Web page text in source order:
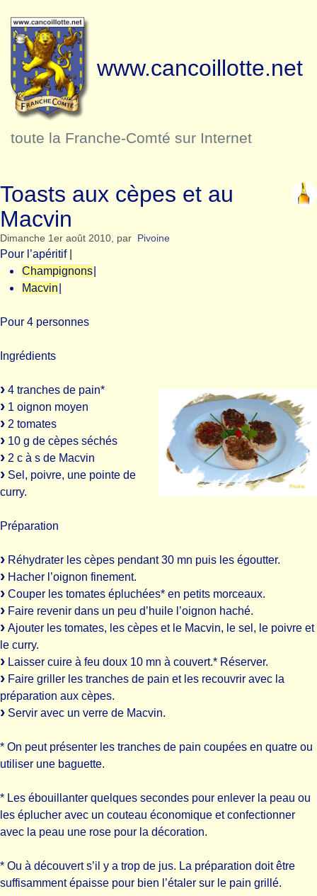
www.cancoillotte.net
toute la Franche-Comté sur Internet
Toasts aux cèpes et au
Macvin
Dimanche 1er août 2010, par Pivoine
Pour l’apéritif|
Champignons
Macvin
Pour 4 personnes
Ingrédients
4 tranches de pain*
1 oignon moyen
2 tomates
10 g de cèpes séchés
2 c à s de Macvin
Sel, poivre, une pointe de
curry.
Préparation
Réhydrater les cèpes pendant 30 mn puis les égoutter.
Hacher l’oignon finement.
Couper les tomates épluchées* en petits morceaux.
Faire revenir dans un peu d’huile l’oignon haché.
Ajouter les tomates, les cèpes et le Macvin, le sel, le poivre et
le curry.
Laisser cuire à feu doux 10 mn à couvert.* Réserver.
Faire griller les tranches de pain et les recouvrir avec la
préparation aux cèpes.
Servir avec un verre de Macvin.
* On peut présenter les tranches de pain coupées en quatre ou
utiliser une baguette.
* Les ébouillanter quelques secondes pour enlever la peau ou
les éplucher avec un couteau économique et confectionner
avec la peau une rose pour la décoration.
* Ou à découvert s’il y a trop de jus. La préparation doit être
suffisamment épaisse pour bien l’étaler sur le pain grillé.